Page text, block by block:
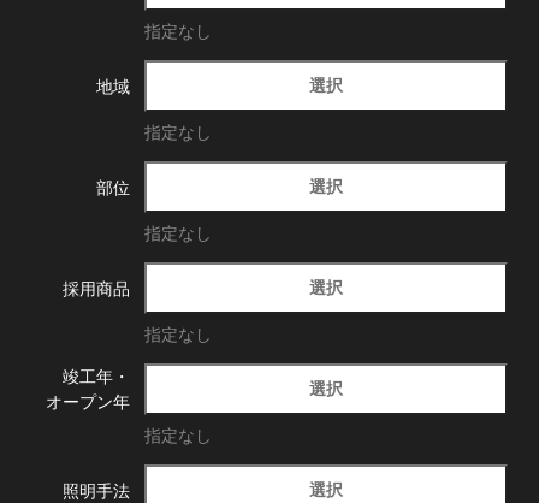
指定なし
地域 選択
指定なし
部位 選択
指定なし
採用商品 選択
指定なし
竣工年・
オープン年
選択
指定なし
照明手法 選択